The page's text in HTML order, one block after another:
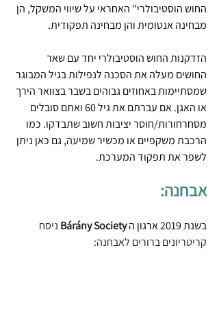
החוש הוסטיבולרי" האחראי על שיווי המשקל, הן
מבחינה אנטומית והן מבחינה תפקודית.
הזדקנות החוש הוסטיבולרי יחד עם שאר
החושים מעלה את הסכנה לנפילות בגיל המבוגר
שמסתיימות באחוזים גבוהים בשבר בצוואר הירך
או האגן. אם עברתם את גיל 60 ואתם סובלים
מסחרחורות/חוסר יציבות חשוב שתבדקו. כמו
הרכבת משקפיים או מכשיר שמיעה, גם כאן ניתן
לשפר את תפקוד המערכת.
אבחנה:
בשנת 2019 ארגון ה Bárány Society ניסח
קריטריונים ברורים לאבחנה: